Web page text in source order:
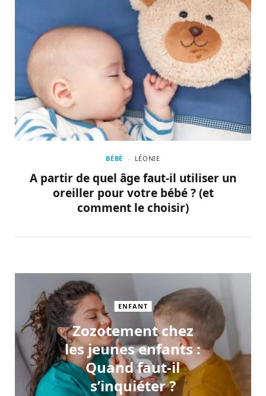
BÉBÉ LÉONIE
A partir de quel âge faut-il utiliser un
oreiller pour votre bébé ? (et
comment le choisir)
ENFANT
Zozotement chez
les jeunes enfants :
Quand faut-il
s’inquiéter ?